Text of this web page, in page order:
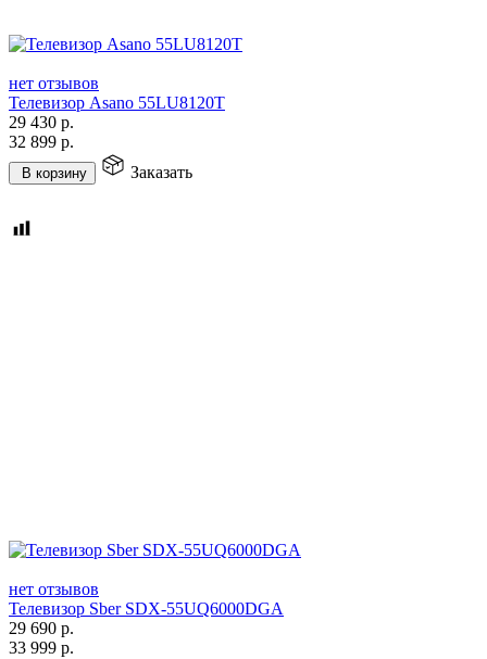
нет отзывов
Телевизор Asano 55LU8120T
29 430 р.
32 899 р.
В корзину Заказать
нет отзывов
Телевизор Sber SDX-55UQ6000DGA
29 690 р.
33 999 р.